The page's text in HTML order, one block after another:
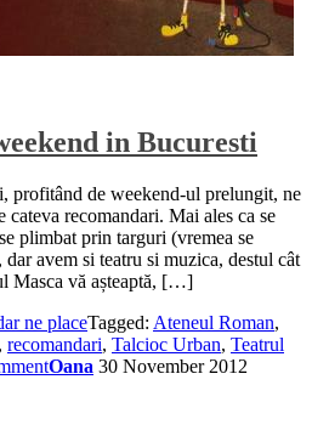
in Bucuresti
profitând de weekend-ul prelungit, ne
recomandari. Mai ales ca se
plimbat prin targuri (vremea se
avem si teatru si muzica, destul cât
Masca vă așteaptă, […]
ne placeTagged: Ateneul Roman,
, recomandari, Talcioc Urban, Teatrul
Oana 30 November 2012